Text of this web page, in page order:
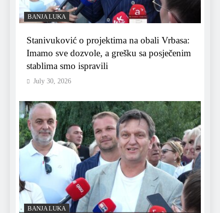
BANJA LUKA
Stanivuković o projektima na obali Vrbasa:
Imamo sve dozvole, a grešku sa posječenim
stablima smo ispravili
July 30, 2026
BANJA LUKA